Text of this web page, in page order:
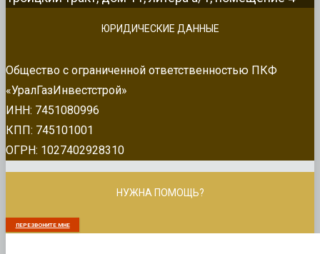
ЮРИДИЧЕСКИЕ ДАННЫЕ
Общество с ограниченной ответственностью ПКФ
«УралГазИнвестстрой»
ИНН: 7451080996
КПП: 745101001
ОГРН: 1027402928310
НУЖНА ПОМОЩЬ?
ПЕРЕЗВОНИТЕ МНЕ